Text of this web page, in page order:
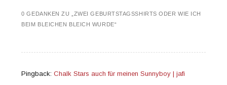
0 GEDANKEN ZU „ZWEI GEBURTSTAGSSHIRTS ODER WIE ICH
BEIM BLEICHEN BLEICH WURDE“
Pingback:Chalk Stars auch für meinen Sunnyboy | jafi